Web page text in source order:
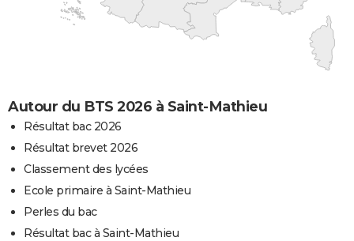
Autour du BTS 2026 à Saint-Mathieu
Résultat bac 2026
Résultat brevet 2026
Classement des lycées
Ecole primaire à Saint-Mathieu
Perles du bac
Résultat bac à Saint-Mathieu